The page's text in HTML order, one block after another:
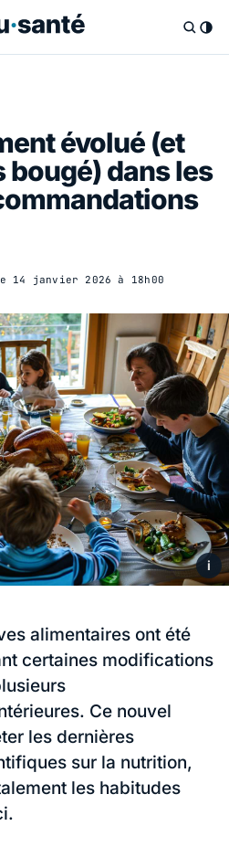
évolué (et
bougé) dans les
14 janvier 2026 à 18h00
i
alimentaires ont été
certaines modifications
Ce nouvel
les dernières
sur la nutrition,
les habitudes